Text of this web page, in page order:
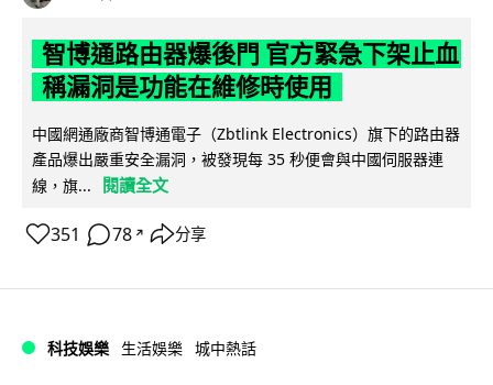
智博通路由器爆後門 官方緊急下架止血
稱漏洞是功能在維修時使用
中國網通廠商智博通電子（Zbtlink Electronics）旗下的路由器
產品爆出嚴重安全漏洞，被發現每 35 秒便會與中國伺服器連
線，旗...
閱讀全文
351 78 ↗ 分享
科技娛樂 生活娛樂 城中熱話